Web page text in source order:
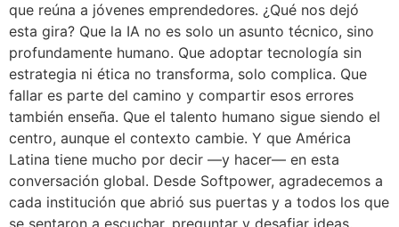
que reúna a jóvenes emprendedores. ¿Qué nos dejó
esta gira? Que la IA no es solo un asunto técnico, sino
profundamente humano. Que adoptar tecnología sin
estrategia ni ética no transforma, solo complica. Que
fallar es parte del camino y compartir esos errores
también enseña. Que el talento humano sigue siendo el
centro, aunque el contexto cambie. Y que América
Latina tiene mucho por decir —y hacer— en esta
conversación global. Desde Softpower, agradecemos a
cada institución que abrió sus puertas y a todos los que